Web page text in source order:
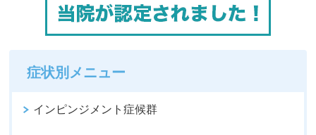
症状別メニュー
インピンジメント症候群